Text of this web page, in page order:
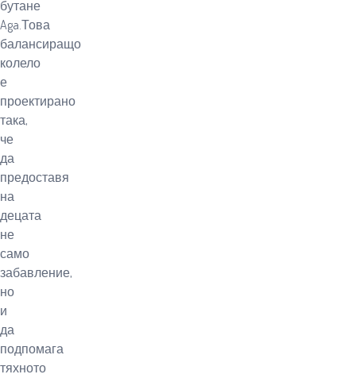
бутане
Aga.Това
балансиращо
колело
е
проектирано
така,
че
да
предоставя
на
децата
не
само
забавление,
но
и
да
подпомага
тяхното